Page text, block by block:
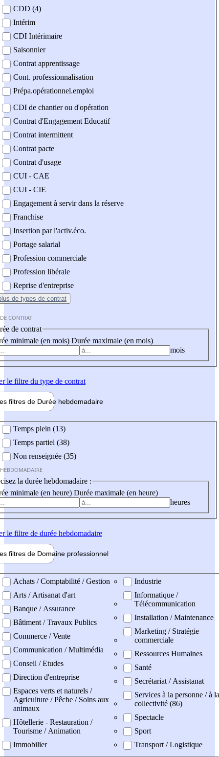
CDD (4)
Intérim
CDI Intérimaire
Saisonnier
Contrat apprentissage
Cont. professionnalisation
Prépa.opérationnel.emploi
CDI de chantier ou d'opération
Contrat d'Engagement Educatif
Contrat intermittent
Contrat pacte
Contrat d'usage
CUI - CAE
CUI - CIE
Engagement à servir dans la réserve
Franchise
Insertion par l'activ.éco.
Portage salarial
Profession commerciale
Profession libérale
Reprise d'entreprise
de types de contrat
CONTRAT
de contrat
minimale (en mois) Durée maximale (en mois)
mois
le filtre du type de contrat
filtres de Durée hebdomadaire
Temps plein (13)
Temps partiel (38)
Non renseignée (35)
la durée hebdomadaire :
minimale (en heure) Durée maximale (en heure)
heures
le filtre de durée hebdomadaire
filtres de Domaine professionnel
professionel
Achats / Comptabilité / Gestion
Arts / Artisanat d'art
Banque / Assurance
Bâtiment / Travaux Publics
Commerce / Vente
Communication / Multimédia
Conseil / Etudes
Direction d'entreprise
Espaces verts et naturels /
Agriculture / Pêche / Soins aux
animaux
Hôtellerie - Restauration /
Tourisme / Animation
Immobilier
Industrie
Informatique /
Télécommunication
Installation / Maintenance
Marketing / Stratégie
commerciale
Ressources Humaines
Santé
Secrétariat / Assistanat
Services à la personne / à la
collectivité (86)
Spectacle
Sport
Transport / Logistique